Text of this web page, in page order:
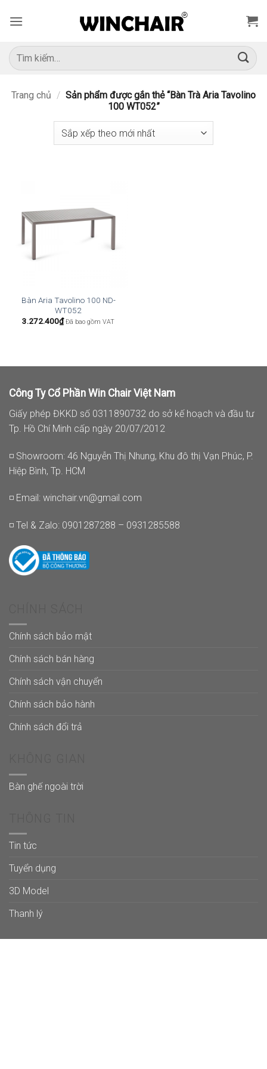
qua
dung
Tìm
kiếm:
Trang chủ / Sản phẩm được gắn thẻ “Bàn Trà Aria Tavolino
100 WT052”
Bàn Aria Tavolino 100 ND-
WT052
3.272.400₫ Đã bao gồm VAT
Công Ty Cổ Phần Win Chair Việt Nam
Giấy phép ĐKKD số 0311890732 do sở kế hoạch và đầu tư
Tp. Hồ Chí Minh cấp ngày 20/07/2012
◽ Showroom: 46 Nguyễn Thị Nhung, Khu đô thị Vạn Phúc, P.
Hiệp Bình, Tp. HCM
◽ Email: winchair.vn@gmail.com
◽ Tel & Zalo: 0901287288 – 0931285588
Chính sách bảo mật
Chính sách bán hàng
Chính sách vận chuyển
Chính sách bảo hành
Chính sách đổi trả
Bàn ghế ngoài trời
Tin tức
Tuyển dụng
3D Model
Thanh lý